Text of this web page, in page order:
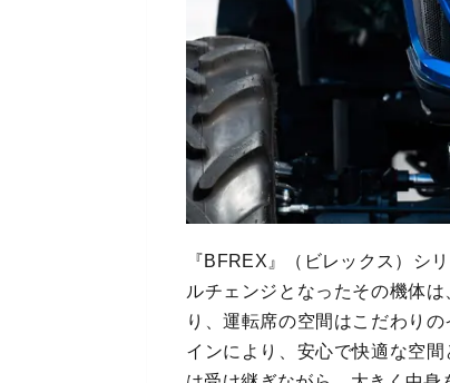
『BFREX』（ビレックス）シ
ルチェンジとなったその機体
り、運転席の空間はこだわり
インにより、安心で快適な空